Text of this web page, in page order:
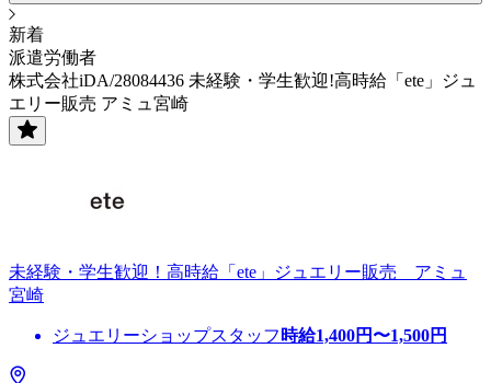
新着
派遣労働者
株式会社iDA/28084436 未経験・学生歓迎!高時給「ete」ジュ
エリー販売 アミュ宮崎
未経験・学生歓迎！高時給「ete」ジュエリー販売 アミュ
宮崎
ジュエリーショップスタッフ 時給1,400円〜1,500円